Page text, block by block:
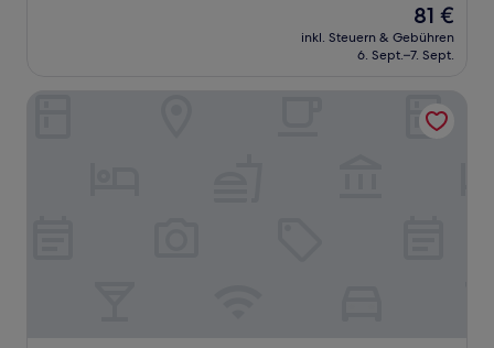
Der
Preis
beträgt
81 €
inkl. Steuern & Gebühren
6. Sept.–7. Sept.